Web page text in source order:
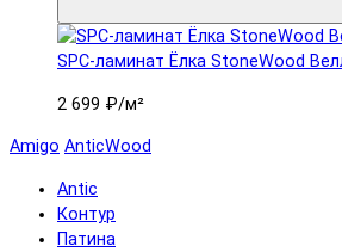
SPC-ламинат Ëлка StoneWood
2 699 ₽/м²
Amigo AnticWood
Antic
Контур
Патина